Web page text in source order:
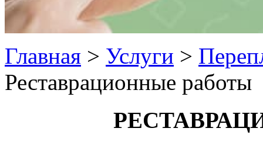
Главная > Услуги >
Реставрационные работы